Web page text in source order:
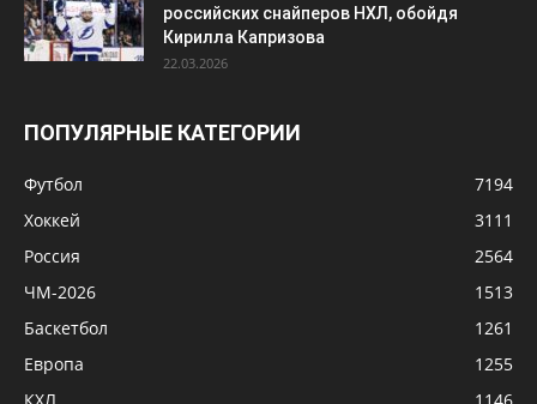
российских снайперов НХЛ, обойдя
Кирилла Капризова
22.03.2026
ПОПУЛЯРНЫЕ КАТЕГОРИИ
Футбол
7194
Хоккей
3111
Россия
2564
ЧМ-2026
1513
Баскетбол
1261
Европа
1255